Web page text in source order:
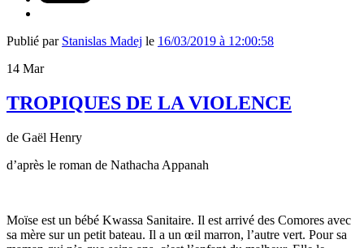
Publié par Stanislas Madej le 16/03/2019 à 12:00:58
14 Mar
TROPIQUES DE LA VIOLENCE
de Gaël Henry
d’après le roman de Nathacha Appanah
Moïse est un bébé Kwassa Sanitaire. Il est arrivé des Comores avec
sa mère sur un petit bateau. Il a un œil marron, l’autre vert. Pour sa